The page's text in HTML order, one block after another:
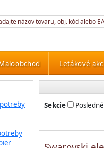
Letákové
Sekcie